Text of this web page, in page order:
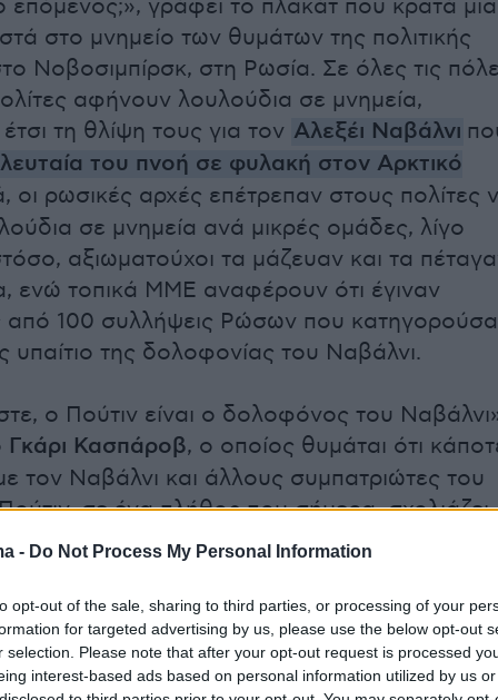
- Do Not Process My Personal Information
opt-out of the sale, sharing to third parties, or processing of your
for targeted advertising by us, please use the below opt-out
selection. Please note that after your opt-out request is processed
interest-based ads based on personal information utilized by us
επόμενος;», γράφει το πλακάτ που κρατά μια
στο μνημείο των θυμάτων της πολιτικής
Νοβοσιμπίρσκ, στη Ρωσία. Σε όλες τις
αφήνουν λουλούδια σε μνημεία,
τη θλίψη τους για τον Αλεξέι Ναβάλνι
του πνοή σε φυλακή στον Αρκτικό
οι ρωσικές αρχές επέτρεπαν στους πολίτες
σε μνημεία ανά μικρές ομάδες, λίγο
αξιωματούχοι τα μάζευαν και τα
ενώ τοπικά ΜΜΕ αναφέρουν ότι έγιναν
από 100 συλλήψεις Ρώσων που
υπαίτιο της δολοφονίας του Ναβάλνι.
ο Πούτιν είναι ο δολοφόνος του
Γκάρι Κασπάροβ, ο οποίος θυμάται ότι
τον Ναβάλνι και άλλους συμπατριώτες του
σε ένα πλήθος που σήμερα, σχολιάζει,
Και κατηγορεί τους Ρώσους που δεν
νόμος ο οποίος επιτρέπει τη δήμευση
περιουσίας όποιου διατυπώνει άποψη
Ενόπλων Δυνάμεων, το να διαδηλώσει